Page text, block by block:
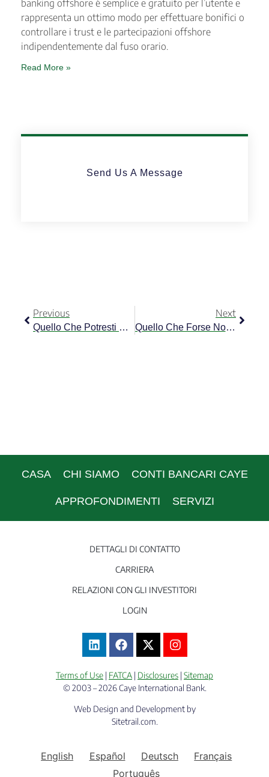
banking offshore è semplice e gratuito per l’utente e
rappresenta un ottimo modo per effettuare bonifici o
controllare i trust e le partecipazioni offshore
indipendentemente dal fuso orario.
Read More »
Send Us A Message
Previous
Quello Che Potresti Non Sapere Su Come Ottenere Un Finanziamento In America Latina
Next
Quello Che Forse Non Sai Su Come Ottenere Un Finanziamento In America Latina
CASA CHI SIAMO CONTI BANCARI CAYE
APPROFONDIMENTI SERVIZI
DETTAGLI DI CONTATTO
CARRIERA
RELAZIONI CON GLI INVESTITORI
LOGIN
Terms of Use | FATCA | Disclosures | Sitemap
© 2003 – 2026 Caye International Bank.
Web Design and Development by
Sitetrail.com.
English Español Deutsch
Français
Português